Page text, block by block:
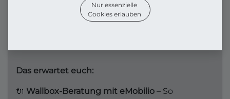
ProElectrify, Goebenstraße 95-99, Herford
Das erwartet euch:
🔌 Wallbox-Beratung mit eMobilio – So
Nur essenzielle
Cookies erlauben